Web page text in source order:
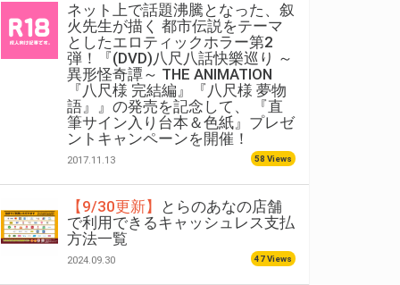
ネット上で話題沸騰となった、叙
火先生が描く 都市伝説をテーマ
としたエロティックホラー第2
弾！『(DVD)八尺八話快樂巡り ～
異形怪奇譚～ THE ANIMATION
『八尺様 完結編』『八尺様 夢物
語』』の発売を記念して、 『直
筆サイン入り台本＆色紙』プレゼ
ントキャンペーンを開催！
2017.11.13 58 Views
【9/30更新】
とらのあなの店舗
で利用できるキャッシュレス支払
方法一覧
2024.09.30 47 Views